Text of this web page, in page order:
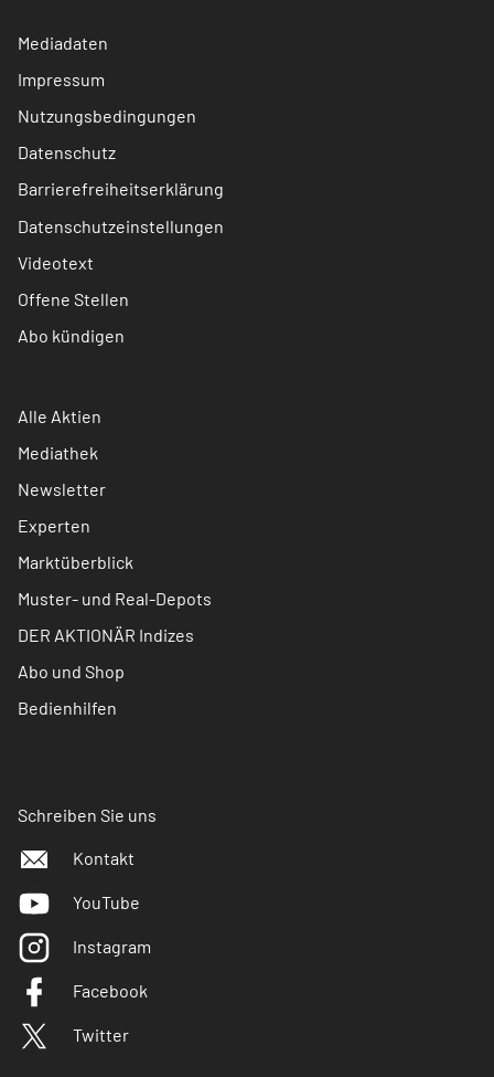
Mediadaten
Impressum
Nutzungsbedingungen
Datenschutz
Barrierefreiheitserklärung
Datenschutzeinstellungen
Videotext
Offene Stellen
Abo kündigen
Alle Aktien
Mediathek
Newsletter
Experten
Marktüberblick
Muster- und Real-Depots
DER AKTIONÄR Indizes
Abo und Shop
Bedienhilfen
Schreiben Sie uns
Kontakt
YouTube
Instagram
Facebook
Twitter